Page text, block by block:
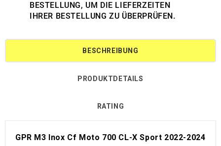
BESTELLUNG, UM DIE LIEFERZEITEN
IHRER BESTELLUNG ZU ÜBERPRÜFEN.
BESCHREIBUNG
PRODUKTDETAILS
RATING
GPR M3 Inox Cf Moto 700 CL-X Sport 2022-2024